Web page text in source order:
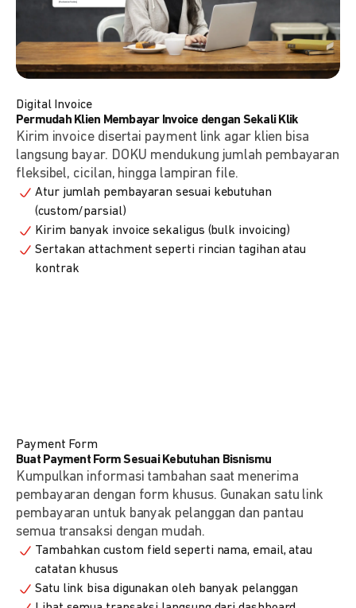
Digital Invoice
Permudah Klien Membayar Invoice dengan Sekali Klik
Kirim invoice disertai payment link agar klien bisa
langsung bayar. DOKU mendukung jumlah pembayaran
fleksibel, cicilan, hingga lampiran file.
Atur jumlah pembayaran sesuai kebutuhan
(custom/parsial)
Kirim banyak invoice sekaligus (bulk invoicing)
Sertakan attachment seperti rincian tagihan atau
kontrak
Payment Form
Buat Payment Form Sesuai Kebutuhan Bisnismu
Kumpulkan informasi tambahan saat menerima
pembayaran dengan form khusus. Gunakan satu link
pembayaran untuk banyak pelanggan dan pantau
semua transaksi dengan mudah.
Tambahkan custom field seperti nama, email, atau
catatan khusus
Satu link bisa digunakan oleh banyak pelanggan